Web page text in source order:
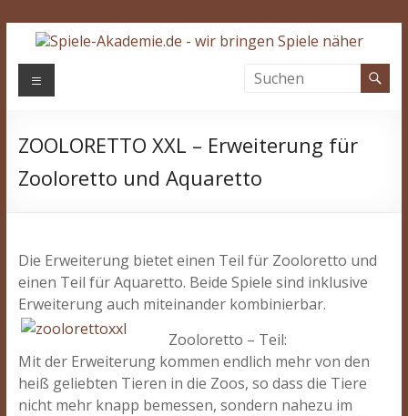
Zum
Inhalt
springen
Spiele-
Wir
Spiele
Menü
ZOOLORETTO XXL – Erweiterung für
Zooloretto und Aquaretto
Die Erweiterung bietet einen Teil für Zooloretto und
einen Teil für Aquaretto. Beide Spiele sind inklusive
Erweiterung auch miteinander kombinierbar.
Zooloretto – Teil:
Mit der Erweiterung kommen endlich mehr von den
heiß geliebten Tieren in die Zoos, so dass die Tiere
nicht mehr knapp bemessen, sondern nahezu im